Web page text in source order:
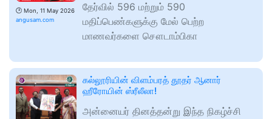
🕑 Mon, 11 May 2026
angusam.com
தேர்வில் 596 மற்றும் 590
மதிப்பெண்களுக்கு மேல் பெற்ற
மாணவர்களை சௌடாம்பிகா
கல்லூரியின் விளம்பரத் தூதர் ஆனார்
ஹீரோயின் ஸ்ரீலீலா!
அன்னையர் தினத்தன்று இந்த நிகழ்ச்சி